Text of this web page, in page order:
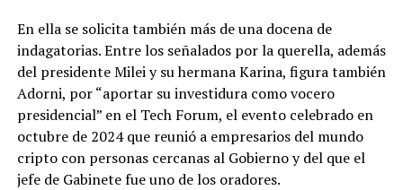
En ella se solicita también más de una docena de
indagatorias. Entre los señalados por la querella, además
del presidente Milei y su hermana Karina, figura también
Adorni, por “aportar su investidura como vocero
presidencial” en el Tech Forum, el evento celebrado en
octubre de 2024 que reunió a empresarios del mundo
cripto con personas cercanas al Gobierno y del que el
jefe de Gabinete fue uno de los oradores.